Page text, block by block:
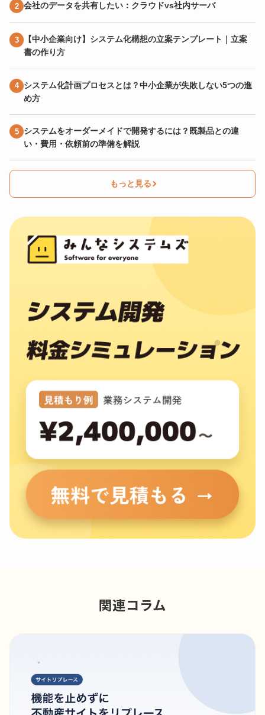
会社のデータを共有したい：クラウドvs社内サーバ
【中小企業向け】システム化構想の立案テンプレート｜立案
書の作り方
システム化計画プロセスとは？中小企業が失敗しない5つの進
め方
システムをオーダーメイドで開発するには？既製品との違
い・費用・依頼前の準備を解説
もっと見る
関連コラム